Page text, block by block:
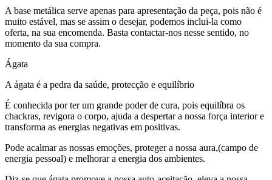
A base metálica serve apenas para apresentação da peça, pois não é
muito estável, mas se assim o desejar, podemos inclui-la como
oferta, na sua encomenda. Basta contactar-nos nesse sentido, no
momento da sua compra.
Ágata
A ágata é a pedra da saúde, protecção e equilíbrio
É conhecida por ter um grande poder de cura, pois equilíbra os
chackras, revigora o corpo, ajuda a despertar a nossa força interior e
transforma as energias negativas em positivas.
Pode acalmar as nossas emoções, proteger a nossa aura,(campo de
energia pessoal) e melhorar a energia dos ambientes.